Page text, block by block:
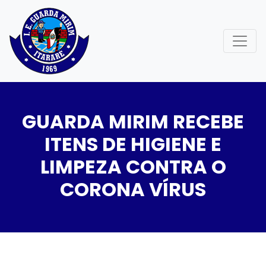
GUARDA MIRIM RECEBE
ITENS DE HIGIENE E
LIMPEZA CONTRA O
CORONA VÍRUS